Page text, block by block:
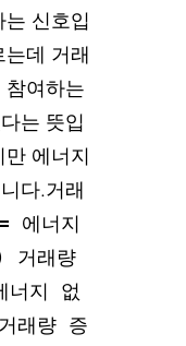
신호입
는데 거래
참여하는
는 뜻입
에너지
다.거래
에너지
거래량
지 없
래량 증